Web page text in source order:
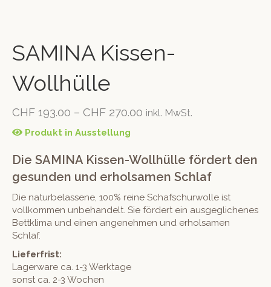
SAMINA Kissen-
Wollhülle
CHF 193.00 – CHF 270.00 inkl. MwSt.
Produkt in Ausstellung
Die SAMINA Kissen-Wollhülle fördert den
gesunden und erholsamen Schlaf
Die naturbelassene, 100% reine Schafschurwolle ist
vollkommen unbehandelt. Sie fördert ein ausgeglichenes
Bettklima und einen angenehmen und erholsamen
Schlaf.
Lieferfrist:
Lagerware ca. 1-3 Werktage
sonst ca. 2-3 Wochen